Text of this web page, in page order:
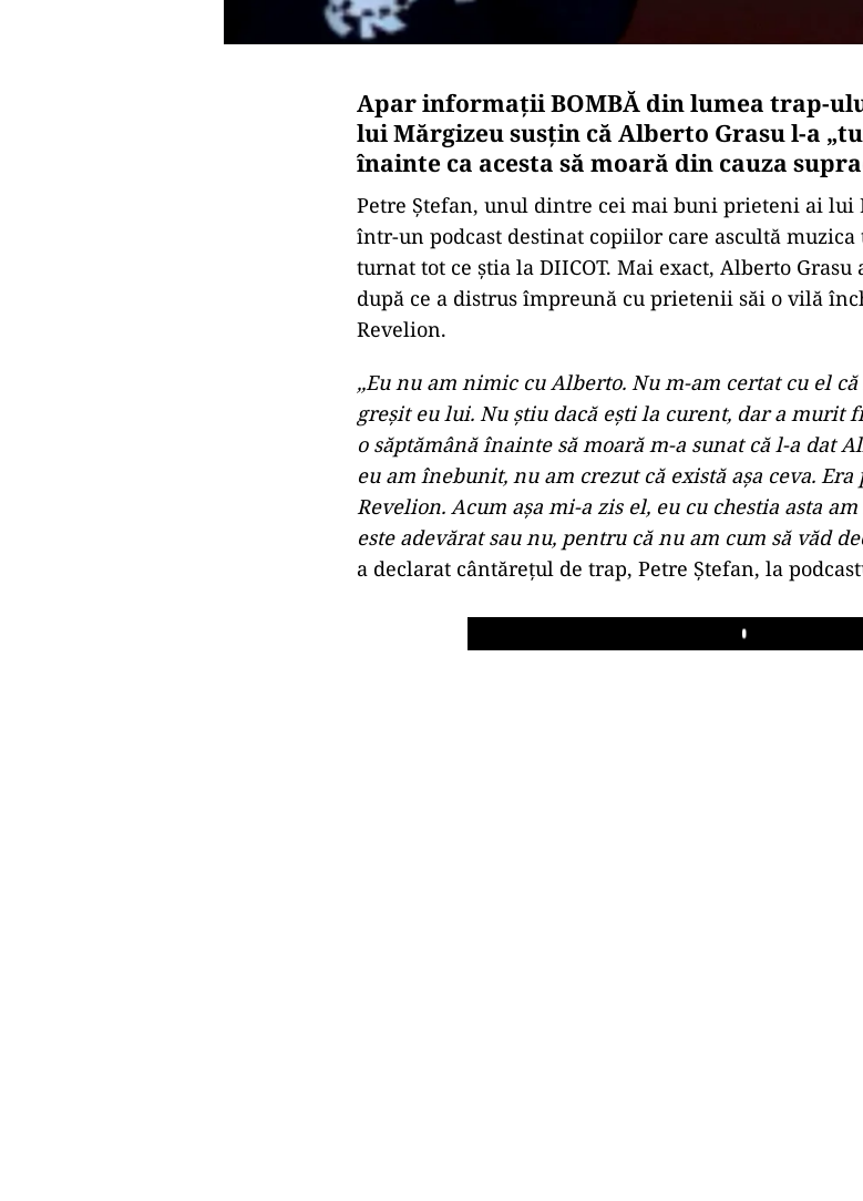
Apar informații BOMBĂ din lumea trap-
lui Mărgizeu susțin că Alberto Grasu l-a
înainte ca acesta să moară din cauza
Petre Ștefan, unul dintre cei mai buni prieteni ai lui
într-un podcast destinat copiilor care ascultă muzica
turnat tot ce știa la DIICOT. Mai exact, Alberto
după ce a distrus împreună cu prietenii săi o vilă
Revelion.
,,Eu nu am nimic cu Alberto. Nu m-am certat cu el
greșit eu lui. Nu știu dacă ești la curent, dar a murit
o săptămână înainte să moară m-a sunat că l-a dat
eu am înebunit, nu am crezut că există așa ceva. Era
Revelion. Acum așa mi-a zis el, eu cu chestia asta
este adevărat sau nu, pentru că nu am cum să văd
a declarat cântărețul de trap, Petre Ștefan, la
Play